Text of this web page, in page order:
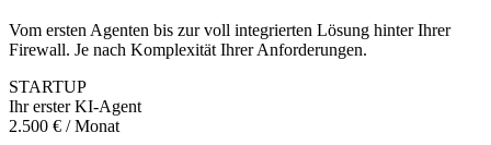
Vom ersten Agenten bis zur voll integrierten Lösung hinter Ihrer
Firewall. Je nach Komplexität Ihrer Anforderungen.
STARTUP
Ihr erster KI-Agent
2.500 € / Monat